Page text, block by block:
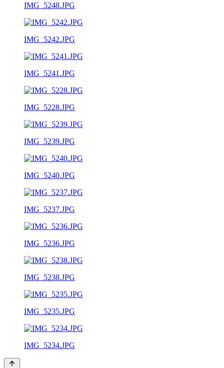
IMG_5248.JPG
IMG_5242.JPG
IMG_5241.JPG
IMG_5228.JPG
IMG_5239.JPG
IMG_5240.JPG
IMG_5237.JPG
IMG_5236.JPG
IMG_5238.JPG
IMG_5235.JPG
IMG_5234.JPG